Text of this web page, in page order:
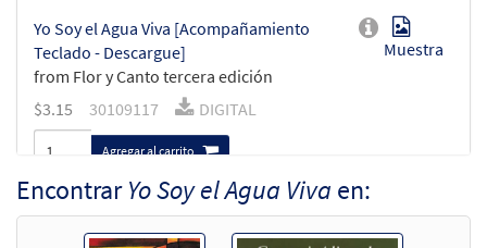
Yo Soy el Agua Viva [Acompañamiento
Teclado - Descargue]
from Flor y Canto tercera edición
Muestra
$3.15 30109117 DIGITAL
Agregar al carrito
Yo Soy el Agua Viva [Acompañamiento
Guitarra - Descargue]
Muestra
EncontrarYo Soy el Agua Viva en: